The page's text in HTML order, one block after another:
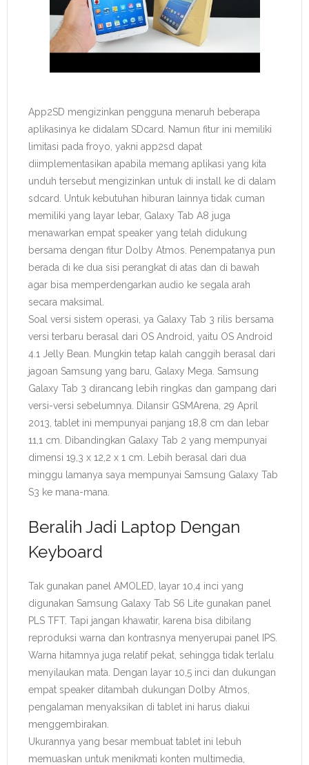
App2SD mengizinkan pengguna menaruh beberapa
aplikasinya ke didalam SDcard. Namun fitur ini memiliki
limitasi pada froyo, yakni app2sd dapat
diimplementasikan apabila memang aplikasi yang kita
unduh tersebut mengizinkan untuk di install ke di dalam
sdcard. Untuk kebutuhan hiburan lainnya tidak cuman
memiliki yang layar lebar, Galaxy Tab A8 juga
menawarkan empat speaker yang telah didukung
bersama dengan fitur Dolby Atmos. Penempatanya pun
berada di ke dua sisi perangkat di atas dan di bawah
agar bisa memperdengarkan audio ke segala arah
secara maksimal.
Soal versi sistem operasi, ya Galaxy Tab 3 rilis bersama
versi terbaru berasal dari OS Android, yaitu OS Android
4.1 Jelly Bean. Mungkin tetap kalah canggih berasal dari
jagoan Samsung yang baru, Galaxy Mega. Samsung
Galaxy Tab 3 dirancang lebih ringkas dan gampang dari
versi-versi sebelumnya. Dilansir GSMArena, 29 April
2013, tablet ini mempunyai panjang 18,8 cm dan lebar
11,1 cm. Dibandingkan Galaxy Tab 2 yang mempunyai
dimensi 19,3 x 12,2 x 1 cm. Lebih berasal dari dua
minggu lamanya saya mempunyai Samsung Galaxy Tab
S3 ke mana-mana.
Beralih Jadi Laptop Dengan
Keyboard
Tak gunakan panel AMOLED, layar 10,4 inci yang
digunakan Samsung Galaxy Tab S6 Lite gunakan panel
PLS TFT. Tapi jangan khawatir, karena bisa dibilang
reproduksi warna dan kontrasnya menyerupai panel IPS.
Warna hitamnya juga relatif pekat, sehingga tidak terlalu
menyilaukan mata. Dengan layar 10,5 inci dan dukungan
empat speaker ditambah dukungan Dolby Atmos,
pengalaman menyaksikan di tablet ini harus diakui
menggembirakan.
Ukurannya yang besar membuat tablet ini lebuh
memuaskan untuk menikmati konten multimedia,